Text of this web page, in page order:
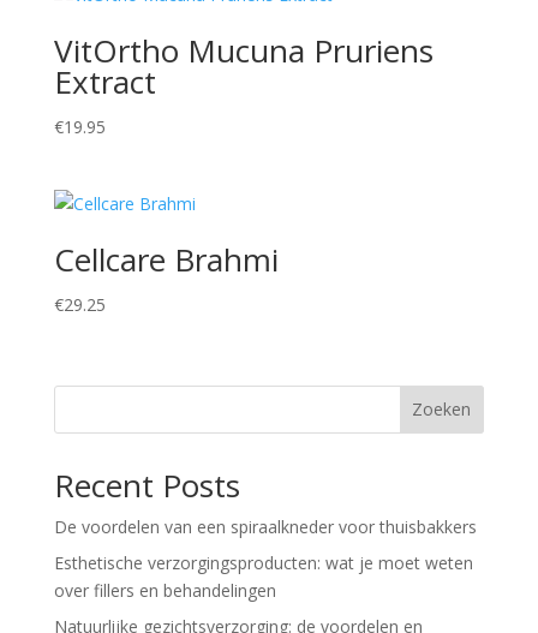
VitOrtho Mucuna Pruriens
Extract
€19.95
Cellcare Brahmi
€29.25
Zoeken
Recent Posts
De voordelen van een spiraalkneder voor thuisbakkers
Esthetische verzorgingsproducten: wat je moet weten
over fillers en behandelingen
Natuurlijke gezichtsverzorging: de voordelen en